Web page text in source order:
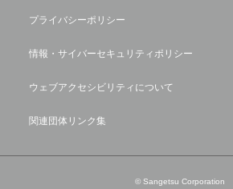
プライバシーポリシー
情報・サイバーセキュリティポリシー
ウェブアクセシビリティについて
関連団体リンク集
© Sangetsu Corporation